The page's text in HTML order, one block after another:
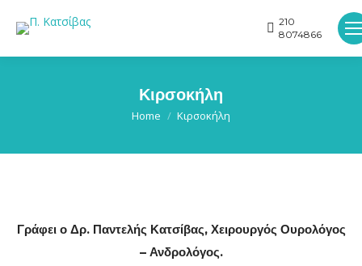
210
8074866
Κιρσοκήλη
You are here:
Home Κιρσοκήλη
Γράφει ο Δρ. Παντελής Κατσίβας, Χειρουργός Ουρολόγος
– Ανδρολόγος.